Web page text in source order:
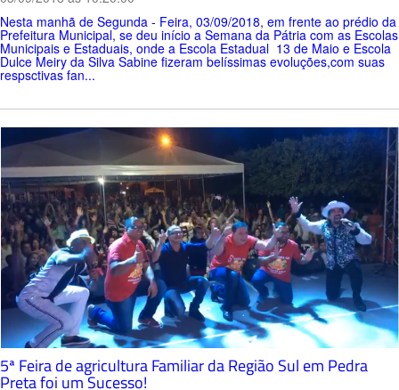
Nesta manhã de Segunda - Feira, 03/09/2018, em frente ao prédio da
Prefeitura Municipal, se deu início a Semana da Pátria com as Escolas
Municipais e Estaduais, onde a Escola Estadual 13 de Maio e Escola
Dulce Meiry da Silva Sabine fizeram belíssimas evoluções,com suas
respsctivas fan...
5ª Feira de agricultura Familiar da Região Sul em Pedra
Preta foi um Sucesso!